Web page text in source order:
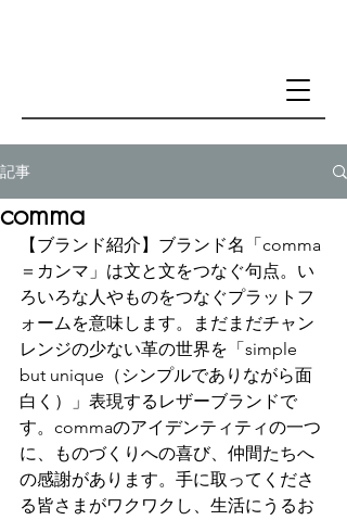
記事
comma
【ブランド紹介】ブランド名「comma
＝カンマ」は文と文をつなぐ句点。い
ろいろな人やものをつなぐプラットフ
ォームを意味します。まだまだチャン
レンジの少ない革の世界を「simple
but unique（シンプルでありながら面
白く）」表現するレザーブランドで
す。commaのアイデンティティの一つ
に、ものづくりへの喜び、仲間たちへ
の感謝があります。手に取ってくださ
る皆さまがワクワクし、生活にうるお